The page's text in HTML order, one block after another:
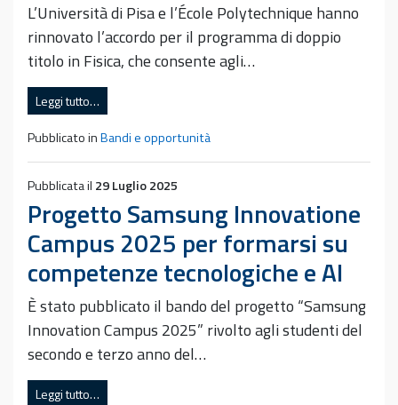
L’Università di Pisa e l’École Polytechnique hanno
rinnovato l’accordo per il programma di doppio
titolo in Fisica, che consente agli…
Leggi tutto…
Pubblicato inBandi e opportunità
Pubblicata il 29 Luglio 2025
Progetto Samsung Innovatione
Campus 2025 per formarsi su
competenze tecnologiche e AI
È stato pubblicato il bando del progetto “Samsung
Innovation Campus 2025” rivolto agli studenti del
secondo e terzo anno del…
Leggi tutto…